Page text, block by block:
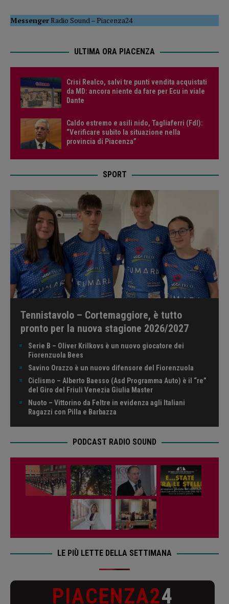
MessengerRadio Sound –Piacenza24
ULTIMA ORA PIACENZA
Crisi Realco, salvi tre punti vendita acquistati
da MD: ancora niente da fare per Ecu in viale
Dante
Caldo estremo e asili nido, Tagliaferri (FdI):
“Verificare subito la situazione nella
provincia di Piacenza”
SPORT
Tennistavolo – Cortemaggiore, è tutto
pronto per la nuova stagione 2026/2027
Serie B – Oliver Krilkovs è un nuovo giocatore dei
Fiorenzuola Bees
Savino Orazzo è un nuovo difensore del Fiorenzuola
Ciclismo – Alberto Baesso (Asd Programma Auto) è il “re”
del Giro del Friuli Venezia Giulia Master
Nuoto – Vittorino da Feltre in evidenza agli Italiani
Ragazzi con Pilla e Barbazza
PODCAST RADIO SOUND
LE PIÙ LETTE DELLA SETTIMANA
PIACENZA24